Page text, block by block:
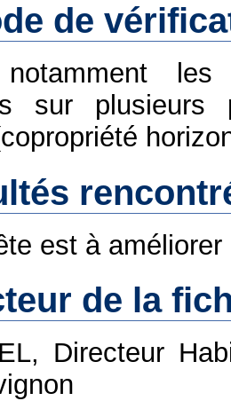
de
les
sur plusieurs
est à
de la
Directeur